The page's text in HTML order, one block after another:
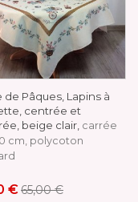
de Pâques, Lapins à
centrée et
beige clair, carrée
cm, polycoton
€65,00 €